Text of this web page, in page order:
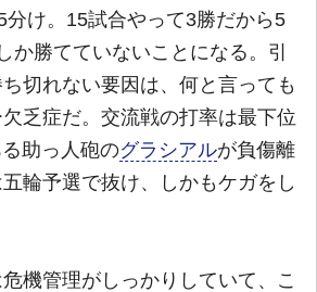
分け。15試合やって3勝だから5
か勝てていないことになる。引
切れない要因は、何と言っても
乏症だ。交流戦の打率は最下位
助っ人砲のグラシアルが負傷離
五輪予選で抜け、しかもケガをし
機管理がしっかりしていて、こ